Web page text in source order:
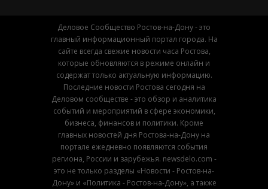
Деловое Сообщество Ростов-на-Дону - это
главный информационный портал города. На
сайте всегда свежие новости часа Ростова,
которые обновляются в режиме онлайн и
содержат только актуальную информацию.
Последние новости Ростова сегодня на
Деловом сообществе - это обзор и аналитика
событий и мероприятий в сфере экономики,
бизнеса, финансов и политики. Кроме
главных новостей дня Ростова-на-Дону на
портале ежедневно появляются события
региона, России и зарубежья. newsdelo.com -
это не только разделы «Новости - Ростов-на-
Дону» и «Политика - Ростов-на-Дону», а также